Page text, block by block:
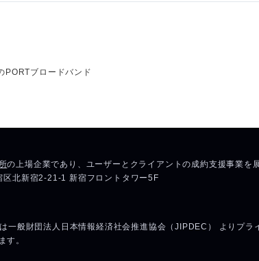
PORTブロードバンド